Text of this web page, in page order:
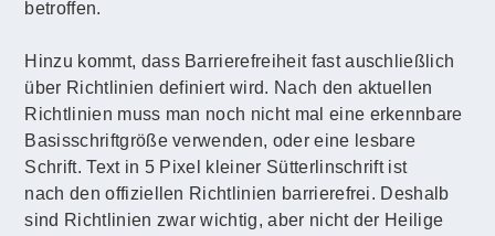
betroffen.
Hinzu kommt, dass Barrierefreiheit fast auschließlich
über Richtlinien definiert wird. Nach den aktuellen
Richtlinien muss man noch nicht mal eine erkennbare
Basisschriftgröße verwenden, oder eine lesbare
Schrift. Text in 5 Pixel kleiner Sütterlinschrift ist
nach den offiziellen Richtlinien barrierefrei. Deshalb
sind Richtlinien zwar wichtig, aber nicht der Heilige